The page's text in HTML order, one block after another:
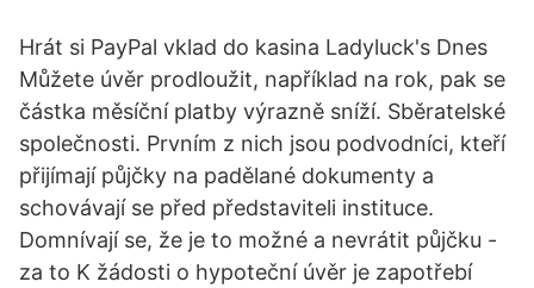
Hrát si PayPal vklad do kasina Ladyluck's Dnes
Můžete úvěr prodloužit, například na rok, pak se
částka měsíční platby výrazně sníží. Sběratelské
společnosti. Prvním z nich jsou podvodníci, kteří
přijímají půjčky na padělané dokumenty a
schovávají se před představiteli instituce.
Domnívají se, že je to možné a nevrátit půjčku -
za to K žádosti o hypoteční úvěr je zapotřebí